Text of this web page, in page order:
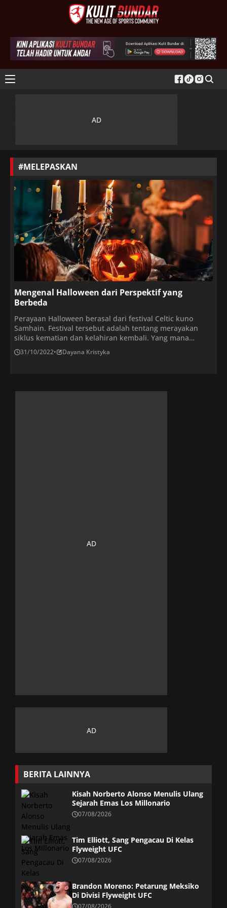
#MELEPASKAN
Mengenal Halloween dari Perspektif yang
Berbeda
Perayaan Halloween berasal dari festival Celtic kuno
Samhain. Festival tersebut adalah tentang merayakan
siklus kematian dan kelahiran kembali. Yang mana
kemudian, pada abad kedelapan, Paus Katolik Gregorius
III memutuskan untuk menyebut 1 November sebagai
31/10/2022• Dayana Kristyka
BERITA LAINNYA
Kisah Norberto Alonso Menulis Ulang
Sejarah Emas Los Millonario
07/08/2026
Tim Elliott, Sang Pengacau Di Kelas
Flyweight UFC
07/08/2026
Brandon Moreno: Petarung Meksiko
Di Divisi Flyweight UFC
07/08/2026